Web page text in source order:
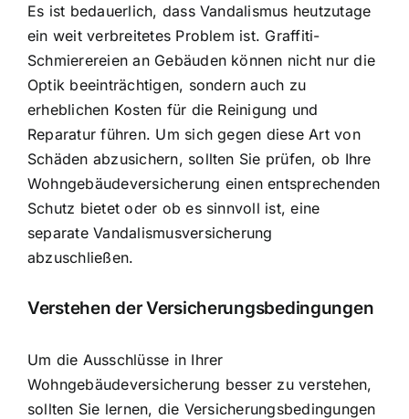
Es ist bedauerlich, dass Vandalismus heutzutage
ein weit verbreitetes Problem ist. Graffiti-
Schmierereien an Gebäuden können nicht nur die
Optik beeinträchtigen, sondern auch zu
erheblichen Kosten für die Reinigung und
Reparatur führen. Um sich gegen diese Art von
Schäden abzusichern, sollten Sie prüfen, ob Ihre
Wohngebäudeversicherung einen entsprechenden
Schutz bietet oder ob es sinnvoll ist, eine
separate Vandalismusversicherung
abzuschließen.
Verstehen der Versicherungsbedingungen
Um die Ausschlüsse in Ihrer
Wohngebäudeversicherung besser zu verstehen,
sollten Sie lernen, die Versicherungsbedingungen